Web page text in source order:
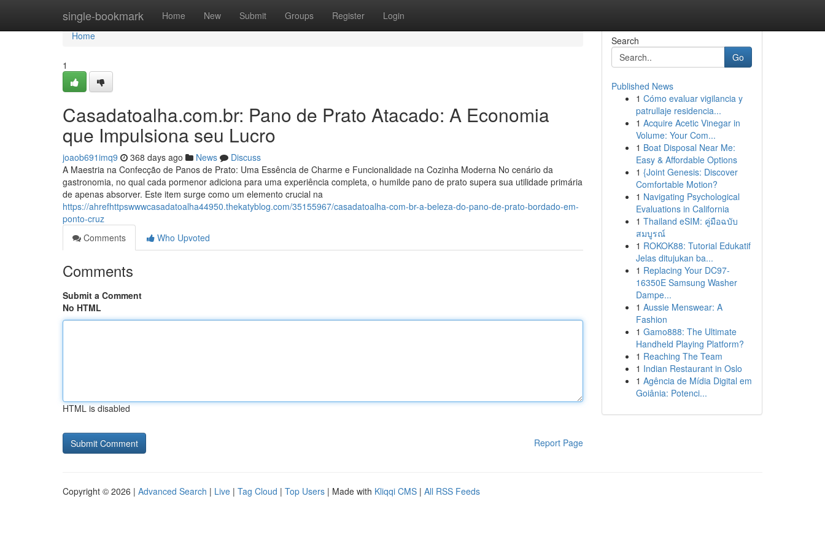
single-bookmark Home New Submit Groups Register Login
Home
Home
1
Casadatoalha.com.br: Pano de Prato Atacado: A Economia
que Impulsiona seu Lucro
joaob691imq9 368 days ago News
Discuss
A Maestria na Confecção de Panos de Prato: Uma Essência de Charme e Funcionalidade na Cozinha Moderna No cenário da
gastronomia, no qual cada pormenor adiciona para uma experiência completa, o humilde pano de prato supera sua utilidade primária
de apenas absorver. Este item surge como um elemento crucial na
https://ahrefhttpswwwcasadatoalha44950.thekatyblog.com/35155967/casadatoalha-com-br-a-beleza-do-pano-de-prato-bordado-em-
ponto-cruz
Comments
Who Upvoted
Comments
Submit a Comment
No HTML
HTML is disabled
Report Page
Search
Go
Published News
1 Cómo evaluar vigilancia y
patrullaje residencia...
1 Acquire Acetic Vinegar in
Volume: Your Com...
1 Boat Disposal Near Me:
Easy & Affordable Options
1 {Joint Genesis: Discover
Comfortable Motion?
1 Navigating Psychological
Evaluations in California
1 Thailand eSIM: คู่มือฉบับ
สมบูรณ์
1 ROKOK88: Tutorial Edukatif
Jelas ditujukan ba...
1 Replacing Your DC97-
16350E Samsung Washer
Dampe...
1 Aussie Menswear: A
Fashion
1 Gamo888: The Ultimate
Handheld Playing Platform?
1 Reaching The Team
1 Indian Restaurant in Oslo
1 Agência de Mídia Digital em
Goiânia: Potenci...
Copyright © 2026 | Advanced Search | Live | Tag Cloud | Top Users | Made with Kliqqi CMS | All RSS Feeds